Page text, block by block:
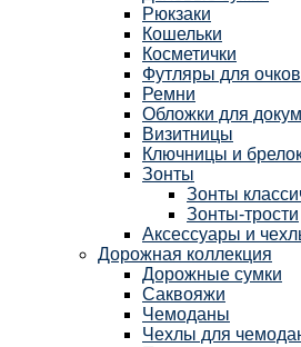
Рюкзаки
Кошельки
Косметички
Футляры для очков
Ремни
Обложки для
Визитницы
Ключницы и
Зонты
Зонты
Зонты-трости
Аксессуары и
Дорожная коллекция
Дорожные сумки
Саквояжи
Чемоданы
Чехлы для